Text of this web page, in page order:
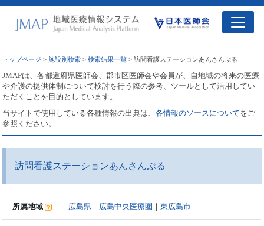
トップページ >施設別検索 >検索結果一覧 > 訪問看護ステーションあんさんぶる
JMAPは、各都道府県医師会、郡市区医師会や会員が、自地域の将来の医療
や介護の提供体制について検討を行う際の参考、ツールとして活用してい
ただくことを目的としています。
当サイトで使用している各種情報の出典は、各情報のソースについてをご
参照ください。
訪問看護ステーションあんさんぶる
所属地域 広島県 ｜ 広島中央医療圏 ｜東広島市